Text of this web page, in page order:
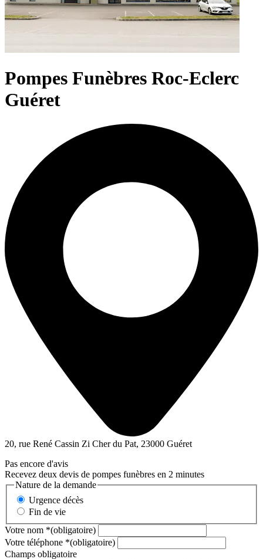
Pompes Funèbres Roc-Eclerc
Guéret
20, rue René Cassin Zi Cher du Pat, 23000 Guéret
Pas encore d'avis
Recevez deux devis de pompes funèbres en 2 minutes
Nature de la demande
Urgence décès
Fin de vie
Votre nom *(obligatoire)
Votre téléphone *(obligatoire)
Champs obligatoire